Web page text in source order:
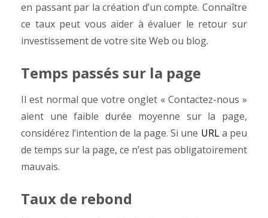
en passant par la création d’un compte. Connaître
ce taux peut vous aider à évaluer le retour sur
investissement de votre site Web ou blog.
Temps passés sur la page
Il est normal que votre onglet « Contactez-nous »
aient une faible durée moyenne sur la page,
considérez l’intention de la page. Si une URLa peu
de temps sur la page, ce n’est pas obligatoirement
mauvais.
Taux de rebond